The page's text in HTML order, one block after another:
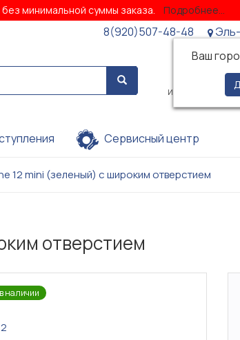
без минимальной суммы заказа. Подробнее...
8(920)507-48-48
Ваш
Избранное
Сервисный центр
12 mini (зеленый) с широким отверстием
отверстием
наличии